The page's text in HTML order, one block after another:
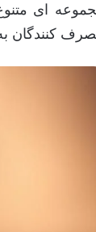
ای
کنندگان